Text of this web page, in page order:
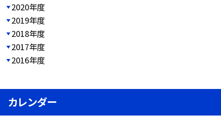
2020年度
2019年度
2018年度
2017年度
2016年度
カレンダー